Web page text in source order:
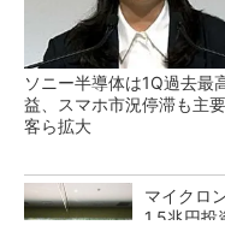
ソニー半導体は1Q過去最
益、スマホ市況停滞も主
客ら拡大
マイクロ
1.5兆円投